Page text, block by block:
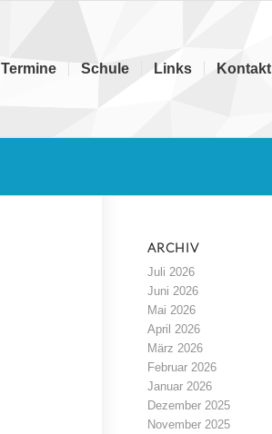
Termine Schule Links Kontakt
ARCHIV
Juli 2026
Juni 2026
Mai 2026
April 2026
März 2026
Februar 2026
Januar 2026
Dezember 2025
November 2025